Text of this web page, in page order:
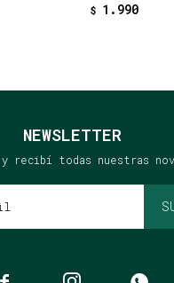
$ 1.990
NEWSLETTER
recibí todas nuestras